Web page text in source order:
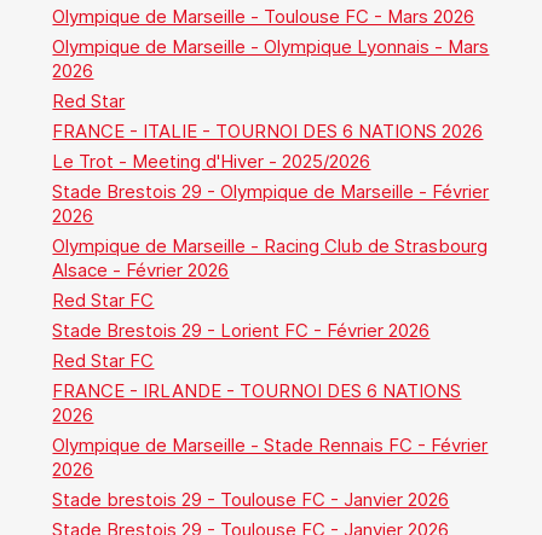
Olympique de Marseille - Toulouse FC - Mars 2026
Olympique de Marseille - Olympique Lyonnais - Mars
2026
Red Star
FRANCE - ITALIE - TOURNOI DES 6 NATIONS 2026
Le Trot - Meeting d'Hiver - 2025/2026
Stade Brestois 29 - Olympique de Marseille - Février
2026
Olympique de Marseille - Racing Club de Strasbourg
Alsace - Février 2026
Red Star FC
Stade Brestois 29 - Lorient FC - Février 2026
Red Star FC
FRANCE - IRLANDE - TOURNOI DES 6 NATIONS
2026
Olympique de Marseille - Stade Rennais FC - Février
2026
Stade brestois 29 - Toulouse FC - Janvier 2026
Stade Brestois 29 - Toulouse FC - Janvier 2026